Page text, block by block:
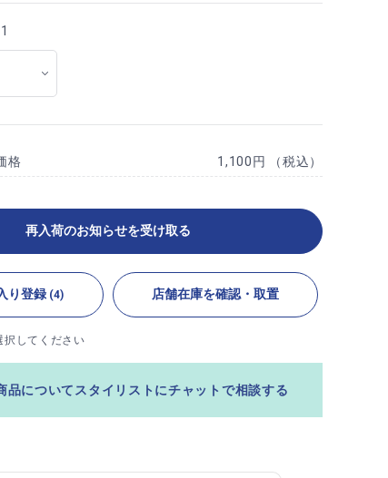
1
格 1,100円 （税込）
再入荷のお知らせを受け取る
り登録 (4) 店舗在庫を確認・取置
択してください
品についてスタイリストにチャットで相談する